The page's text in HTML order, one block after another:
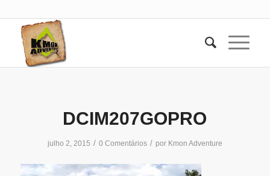
DCIM207GOPRO
julho 2, 2015 / 0 Comentários / por Kmon Adventure